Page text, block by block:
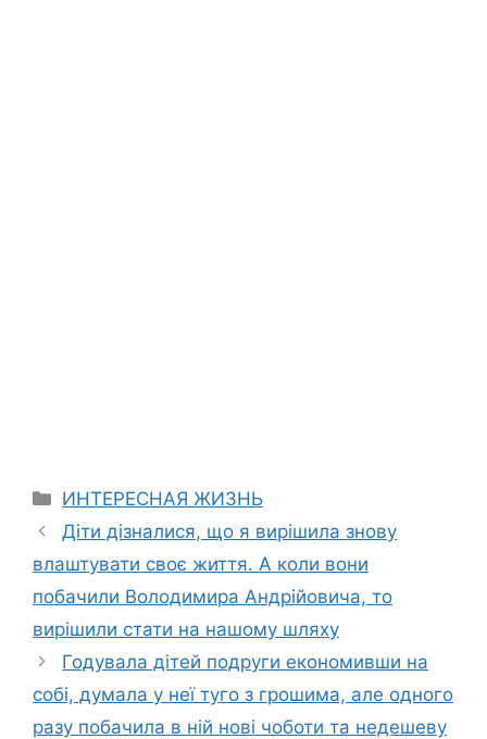
Categories
ИНТЕРЕСНАЯ ЖИЗНЬ
Діти дізналися, що я вирішила знову
влаштувати своє життя. А коли вони
побачили Володимира Андрійовича, то
вирішили стати на нашому шляху
Годувала дітей подруги економивши на
собі, думала у неї туго з грошима, але одного
разу побачила в ній нові чоботи та недешеву